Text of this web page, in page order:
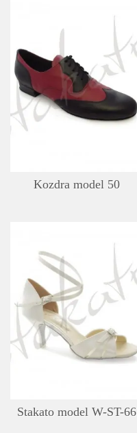
Kozdra model 50
Stakato model W-ST-66